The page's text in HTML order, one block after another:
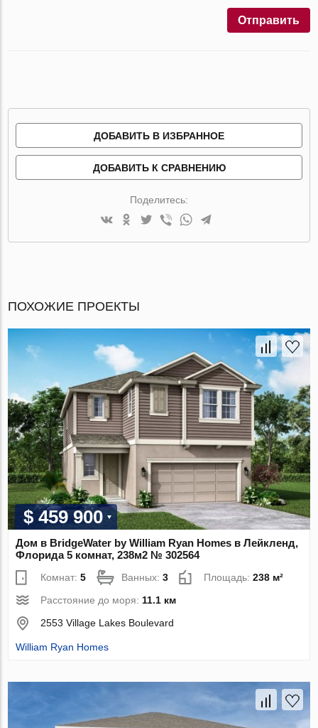
Отправить
ДОБАВИТЬ В ИЗБРАННОЕ
ДОБАВИТЬ К СРАВНЕНИЮ
Поделитесь:
ПОХОЖИЕ ПРОЕКТЫ
$ 459 900
Дом в BridgeWater by William Ryan Homes в Лейкленд,
Флорида 5 комнат, 238м2 № 302564
Комнат:5 Ванных:3 Площадь:238 м²
Расстояние до моря:11.1 км
2553 Village Lakes Boulevard
William Ryan Homes